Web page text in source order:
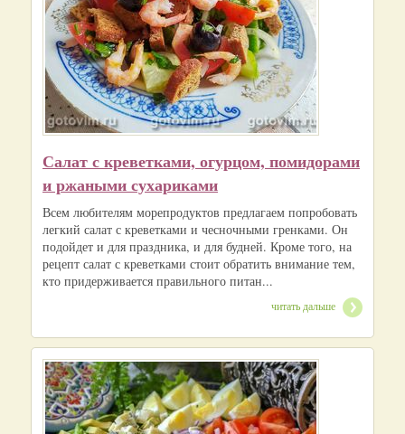
Салат с креветками, огурцом, помидорами
и ржаными сухариками
Всем любителям морепродуктов предлагаем попробовать
легкий салат с креветками и чесночными гренками. Он
подойдет и для праздника, и для будней. Кроме того, на
рецепт салат с креветками стоит обратить внимание тем,
кто придерживается правильного питан...
читать дальше